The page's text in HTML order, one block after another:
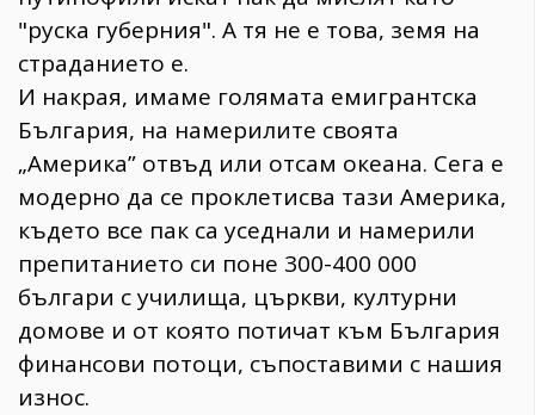
"руска губерния". А тя не е това, земя на
страданието е.
И накрая, имаме голямата емигрантска
България, на намерилите своята
„Америка” отвъд или отсам океана. Сега е
модерно да се проклетисва тази Америка,
където все пак са уседнали и намерили
препитанието си поне 300-400 000
българи с училища, църкви, културни
домове и от която потичат към България
финансови потоци, съпоставими с нашия
износ.